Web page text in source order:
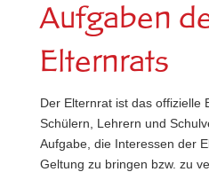
Aufgaben
Elternrats
Der Elternrat ist das offizielle
Schülern, Lehrern und
Aufgabe, die Interessen der
Geltung zu bringen bzw. zu